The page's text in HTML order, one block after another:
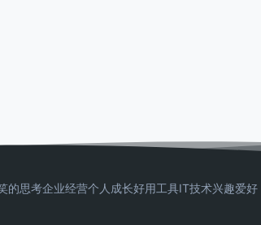
的思考企业经营个人成长好用工具IT技术兴趣爱好